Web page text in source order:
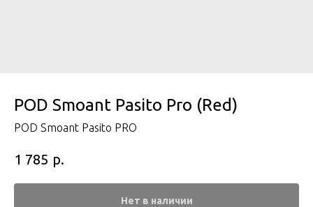
POD Smoant Pasito Pro (Red)
POD Smoant Pasito PRO
1 785 р.
Нет в наличии